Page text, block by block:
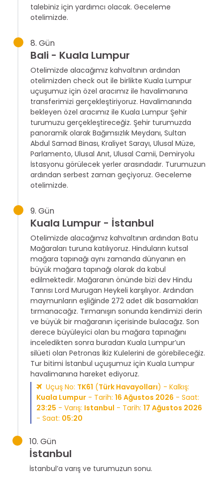
talebiniz için yardımcı olacak. Geceleme
otelimizde.
8. Gün
Bali - Kuala Lumpur
Otelimizde alacağımız kahvaltının ardından
otelimizden check out ile birlikte Kuala Lumpur
uçuşumuz için özel aracımız ile havalimanına
transferimizi gerçekleştiriyoruz. Havalimanında
bekleyen özel aracımız ile Kuala Lumpur Şehir
turumuzu gerçekleştireceğiz. Şehir turumuzda
panoramik olarak Bağımsızlık Meydanı, Sultan
Abdul Samad Binası, Kraliyet Sarayı, Ulusal Müze,
Parlamento, Ulusal Anıt, Ulusal Camii, Demiryolu
İstasyonu görülecek yerler arasındadır. Turumuzun
ardından serbest zaman geçiyoruz. Geceleme
otelimizde.
9. Gün
Kuala Lumpur - İstanbul
Otelimizde alacağımız kahvaltının ardından Batu
Mağaraları turuna katılıyoruz. Hinduların kutsal
mağara tapınağı aynı zamanda dünyanın en
büyük mağara tapınağı olarak da kabul
edilmektedir. Mağaranın önünde bizi dev Hindu
Tanrısı Lord Murugan Heykeli karşılıyor. Ardından
maymunların eşliğinde 272 adet dik basamakları
tırmanacağız. Tırmanışın sonunda kendimizi derin
ve büyük bir mağaranın içerisinde bulacağız. Son
derece büyüleyici olan bu mağara tapınağını
inceledikten sonra buradan Kuala Lumpur’un
silüeti olan Petronas İkiz Kulelerini de görebileceğiz.
Tur bitimi İstanbul uçuşumuz için Kuala Lumpur
havalimanına hareket ediyoruz.
Uçuş No: TK61 (Türk Havayolları) - Kalkış:
Kuala Lumpur - Tarih: 16 Ağustos 2026 - Saat:
23:25 - Varış: Istanbul - Tarih: 17 Ağustos 2026
- Saat: 05:20
10. Gün
İstanbul
İstanbul’a varış ve turumuzun sonu.